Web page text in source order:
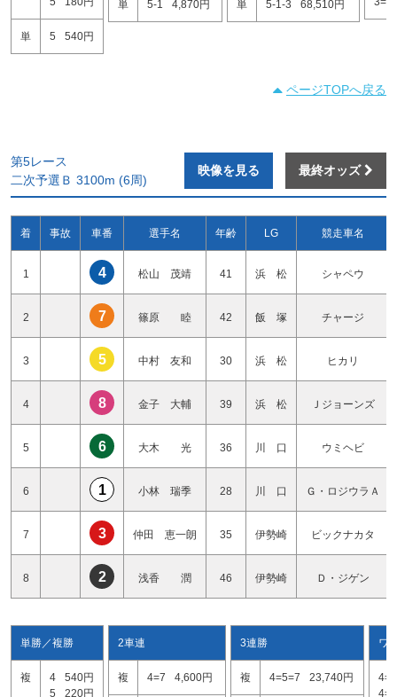
単 5 540円
単 5-1 4,870円 単 5-1-3 68,510円
ページTOPへ戻る
第5レース
二次予選Ｂ 3100m (6周)
映像を見る 最終オッズ
着 事故 車番 選手名 年齢 LG 競走車名
1 4 松山 茂靖 41 浜 松 シャペウ
2 7 篠原 睦 42 飯 塚 チャージ
3 5 中村 友和 30 浜 松 ヒカリ
4 8 金子 大輔 39 浜 松 Ｊジョーンズ
5 6 大木 光 36 川 口 ウミヘビ
6 1 小林 瑞季 28 川 口 Ｇ・ロジウラＡ
7 3 仲田 恵一朗 35 伊勢崎 ビックナカタ
8 2 浅香 潤 46 伊勢崎 Ｄ・ジゲン
単勝／複勝
複 4
540円
5
220円
2車連
複 4=7 4,600円
3連勝
複 4=5=7 23,740円
ワ
4=5
4=7